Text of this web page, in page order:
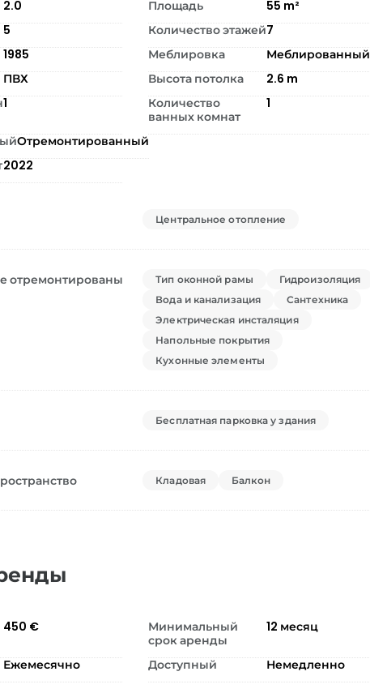
2.0 Площадь 55 m²
5 Количество этажей7
1985 Меблировка
Меблированный
ПВХ Высота потолка 2.6 m
1
Количество
ванных комнат
1
Отремонтированный
2022
Центральное отопление
отремонтированы Тип оконной рамы
Гидроизоляция
Вода и канализация
Сантехника
Электрическая инсталяция
Напольные покрытия
Кухонные элементы
Бесплатная парковка у здания
Кладовая Балкон
450 €
Минимальный
срок аренды
12 месяц
Ежемесячно Доступный Немедленно